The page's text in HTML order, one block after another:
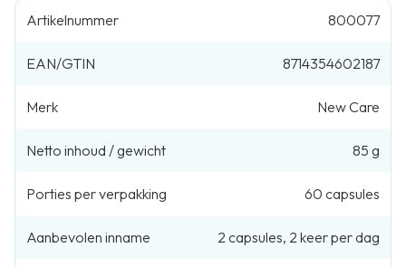
Artikelnummer 800077
EAN/GTIN 8714354602187
Merk New Care
Netto inhoud / gewicht 85 g
Porties per verpakking 60 capsules
Aanbevolen inname 2 capsules, 2 keer per dag